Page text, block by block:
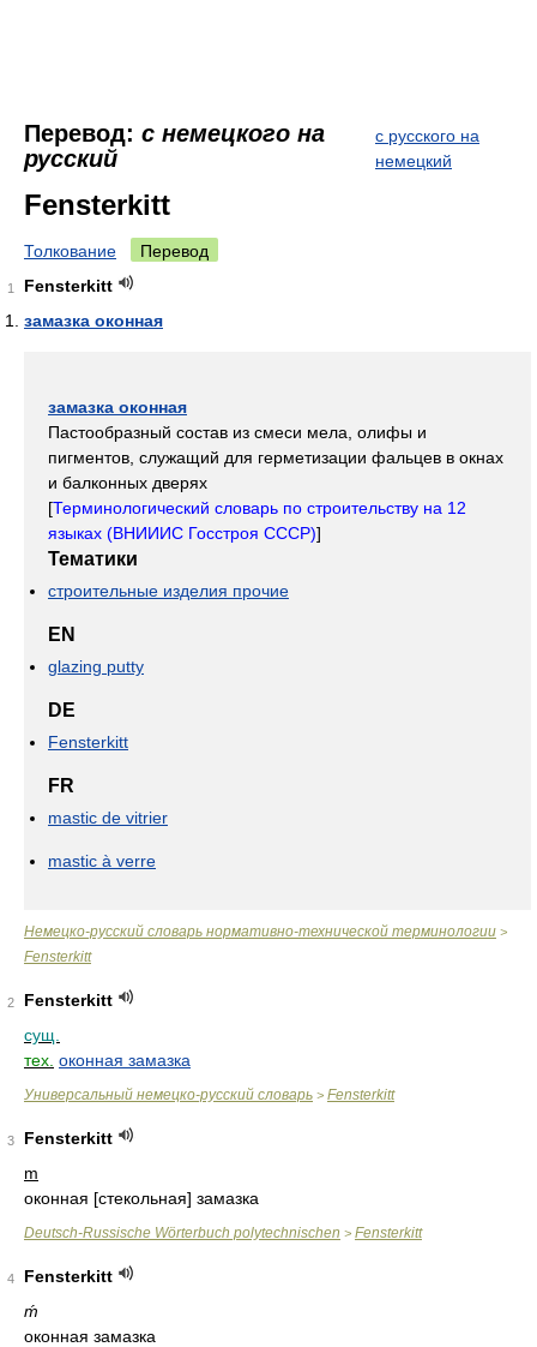
Перевод: с немецкого на
русский
с русского на
немецкий
Fensterkitt
Толкование Перевод
1
Fensterkitt
замазка оконная
замазка оконная
Пастообразный состав из смеси мела, олифы и
пигментов, служащий для герметизации фальцев в окнах
и балконных дверях
[Терминологический словарь по строительству на 12
языках (ВНИИИС Госстроя СССР)]
Тематики
строительные изделия прочие
EN
glazing putty
DE
Fensterkitt
FR
mastic de vitrier
mastic à verre
Немецко-русский словарь нормативно-технической терминологии >
Fensterkitt
2
Fensterkitt
сущ.
тех. оконная замазка
Универсальный немецко-русский словарь > Fensterkitt
3
Fensterkitt
m
оконная [стекольная] замазка
Deutsch-Russische Wörterbuch polytechnischen > Fensterkitt
4
Fensterkitt
ḿ
оконная замазка